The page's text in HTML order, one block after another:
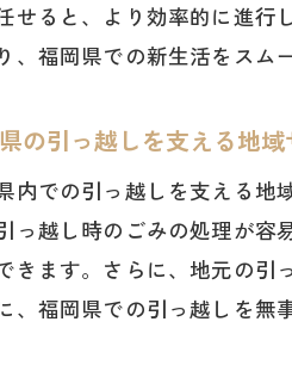
せると、より効率的に進行
、福岡県での新生活をスム
の引っ越しを支える地
内での引っ越しを支える地
っ越し時のごみの処理が容
きます。さらに、地元の引
、福岡県での引っ越しを無